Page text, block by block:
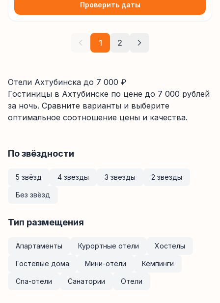
Проверить даты
1 2
Отели Ахтубинска до 7 000 ₽
Гостиницы в Ахтубинске по цене до 7 000 рублей
за ночь. Сравните варианты и выберите
оптимальное соотношение цены и качества.
По звёздности
5 звёзд 4 звезды 3 звезды 2 звезды
Без звёзд
Тип размещения
Апартаменты Курортные отели Хостелы
Гостевые дома Мини-отели Кемпинги
Спа-отели Санатории Отели